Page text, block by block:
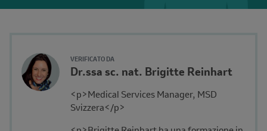
VERIFICATO DA
Author's
Avatar
Name
Affiliation
Dr.ssa sc. nat. Brigitte Reinhart
Description
<p>Medical Services Manager, MSD
Svizzera</p>